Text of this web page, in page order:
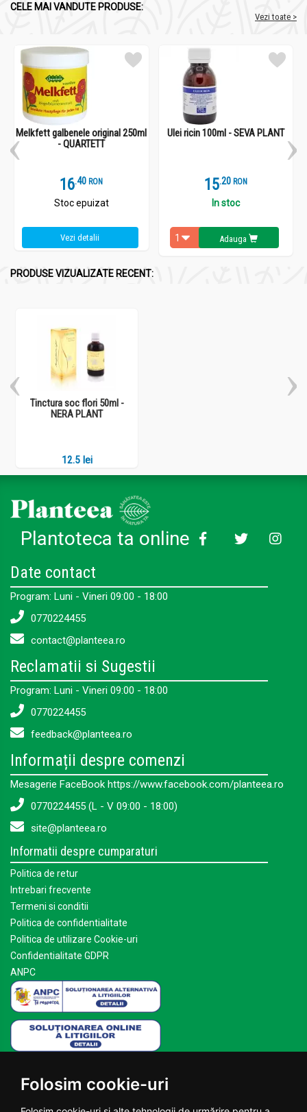
Folosim cookie-uri
CELE MAI VANDUTE PRODUSE:
Vezi toate >
Melkfett galbenele original 250ml
- QUARTETT
16.4 RON
Stoc epuizat
Vezi detalii
Ulei ricin 100ml - SEVA PLANT
15.2 RON
In stoc
Adauga
PRODUSE VIZUALIZATE RECENT:
Tinctura soc flori 50ml -
NERA PLANT
12.5 lei
Plantoteca ta online
Date contact
Program: Luni - Vineri 09:00 - 18:00
0770224455
contact@planteea.ro
Reclamatii si Sugestii
Program: Luni - Vineri 09:00 - 18:00
0770224455
feedback@planteea.ro
Informații despre comenzi
Mesagerie FaceBook https://www.facebook.com/planteea.ro
0770224455 (L - V 09:00 - 18:00)
site@planteea.ro
Informatii despre cumparaturi
Politica de retur
Intrebari frecvente
Termeni si conditii
Politica de confidentialitate
Politica de utilizare Cookie-uri
Confidentialitate GDPR
ANPC
Acasa
Despre noi